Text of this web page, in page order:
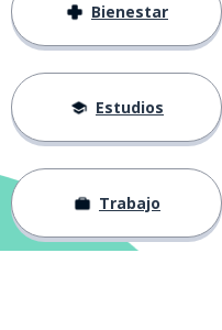
Bienestar
Estudios
Trabajo